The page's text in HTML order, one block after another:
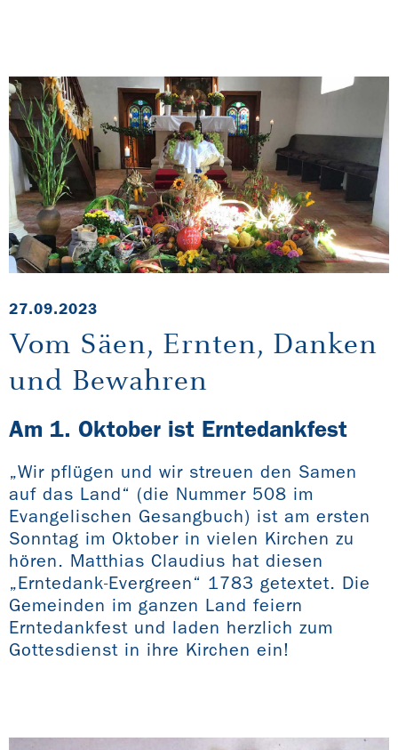
27.09.2023
Vom Säen, Ernten, Danken
und Bewahren
Am 1. Oktober ist Erntedankfest
„Wir pflügen und wir streuen den Samen
auf das Land“ (die Nummer 508 im
Evangelischen Gesangbuch) ist am ersten
Sonntag im Oktober in vielen Kirchen zu
hören. Matthias Claudius hat diesen
„Erntedank-Evergreen“ 1783 getextet. Die
Gemeinden im ganzen Land feiern
Erntedankfest und laden herzlich zum
Gottesdienst in ihre Kirchen ein!